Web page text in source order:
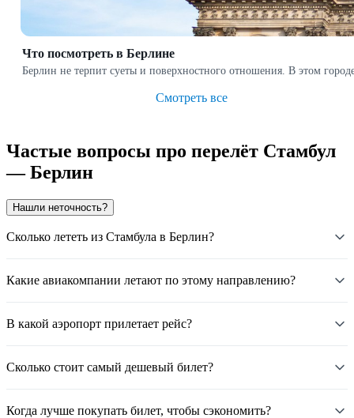
Что посмотреть в Берлине
Берлин не терпит суеты и поверхностного отношения. В этом
Смотреть все
Частые вопросы про перелёт Стамбул
— Берлин
Нашли неточность?
Сколько лететь из Стамбула в Берлин?
Какие авиакомпании летают по этому направлению?
В какой аэропорт прилетает рейс?
Сколько стоит самый дешевый билет?
Когда лучше покупать билет, чтобы сэкономить?